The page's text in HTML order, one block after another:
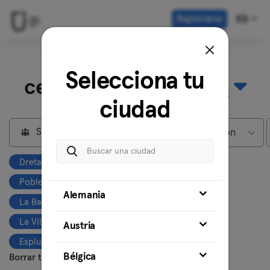
Registrarse
Descubre nuestros
centros enBarcelona
Socios privados Max subscripción
Dreta de l'Eixample Fort Pienc
Poble-Sec La Marina de Port
La Barceloneta
La Vila Olímpica del Poblenou
Esplugues de Llobregat
El Poblenou
Borrar todo
Selecciona tu
ciudad
Alemania
Austria
Bélgica